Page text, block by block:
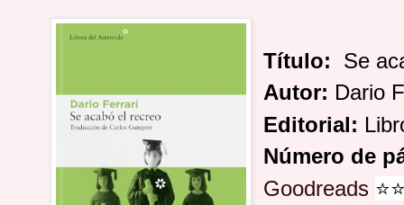
Título: Se
Autor: Dario
Editorial:
Número de
Goodreads ⭐